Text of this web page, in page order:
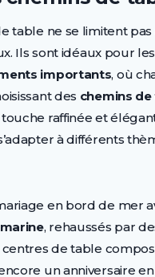
table ne se limitent
Ils sont idéaux pour les
importants, où
des chemins
raffinée et
à différents
en bord de mer
, rehaussés par
de table
un anniversaire